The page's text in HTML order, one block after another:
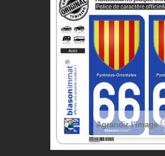
Agrandir l'image